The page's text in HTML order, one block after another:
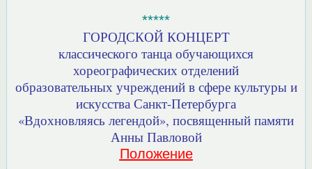
*****
ГОРОДСКОЙ КОНЦЕРТ
классического танца обучающихся
хореографических отделений
образовательных учреждений в сфере культуры и
искусства Санкт-Петербурга
«Вдохновляясь легендой», посвященный памяти
Анны Павловой
Положение